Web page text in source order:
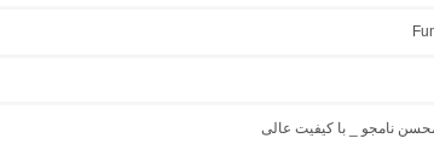
نامجو _ با کیفیت عالی